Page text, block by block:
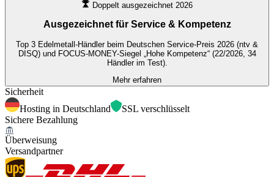
Doppelt ausgezeichnet 2026
Ausgezeichnet für Service & Kompetenz
Top 3 Edelmetall-Händler beim Deutschen Service-Preis 2026 (ntv &
DISQ) und FOCUS-MONEY-Siegel „Hohe Kompetenz“ (22/2026, 34
Händler im Test).
Mehr erfahren
Sicherheit
Hosting in Deutschland
SSL verschlüsselt
Sichere Bezahlung
Überweisung
Versandpartner